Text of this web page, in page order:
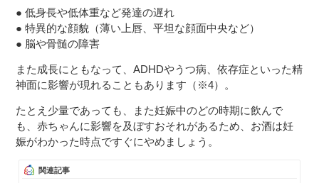
● 低身長や低体重など発達の遅れ
● 特異的な顔貌（薄い上唇、平坦な顔面中央など）
● 脳や骨髄の障害
また成長にともなって、ADHDやうつ病、依存症といった精
神面に影響が現れることもあります（※4）。
たとえ少量であっても、また妊娠中のどの時期に飲んで
も、赤ちゃんに影響を及ぼすおそれがあるため、お酒は妊
娠がわかった時点ですぐにやめましょう。
関連記事